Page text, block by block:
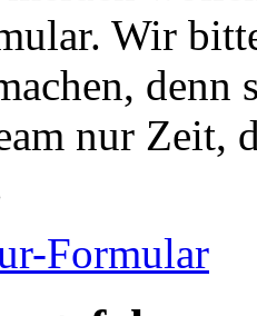
Wir
nur Zeit,
Formular